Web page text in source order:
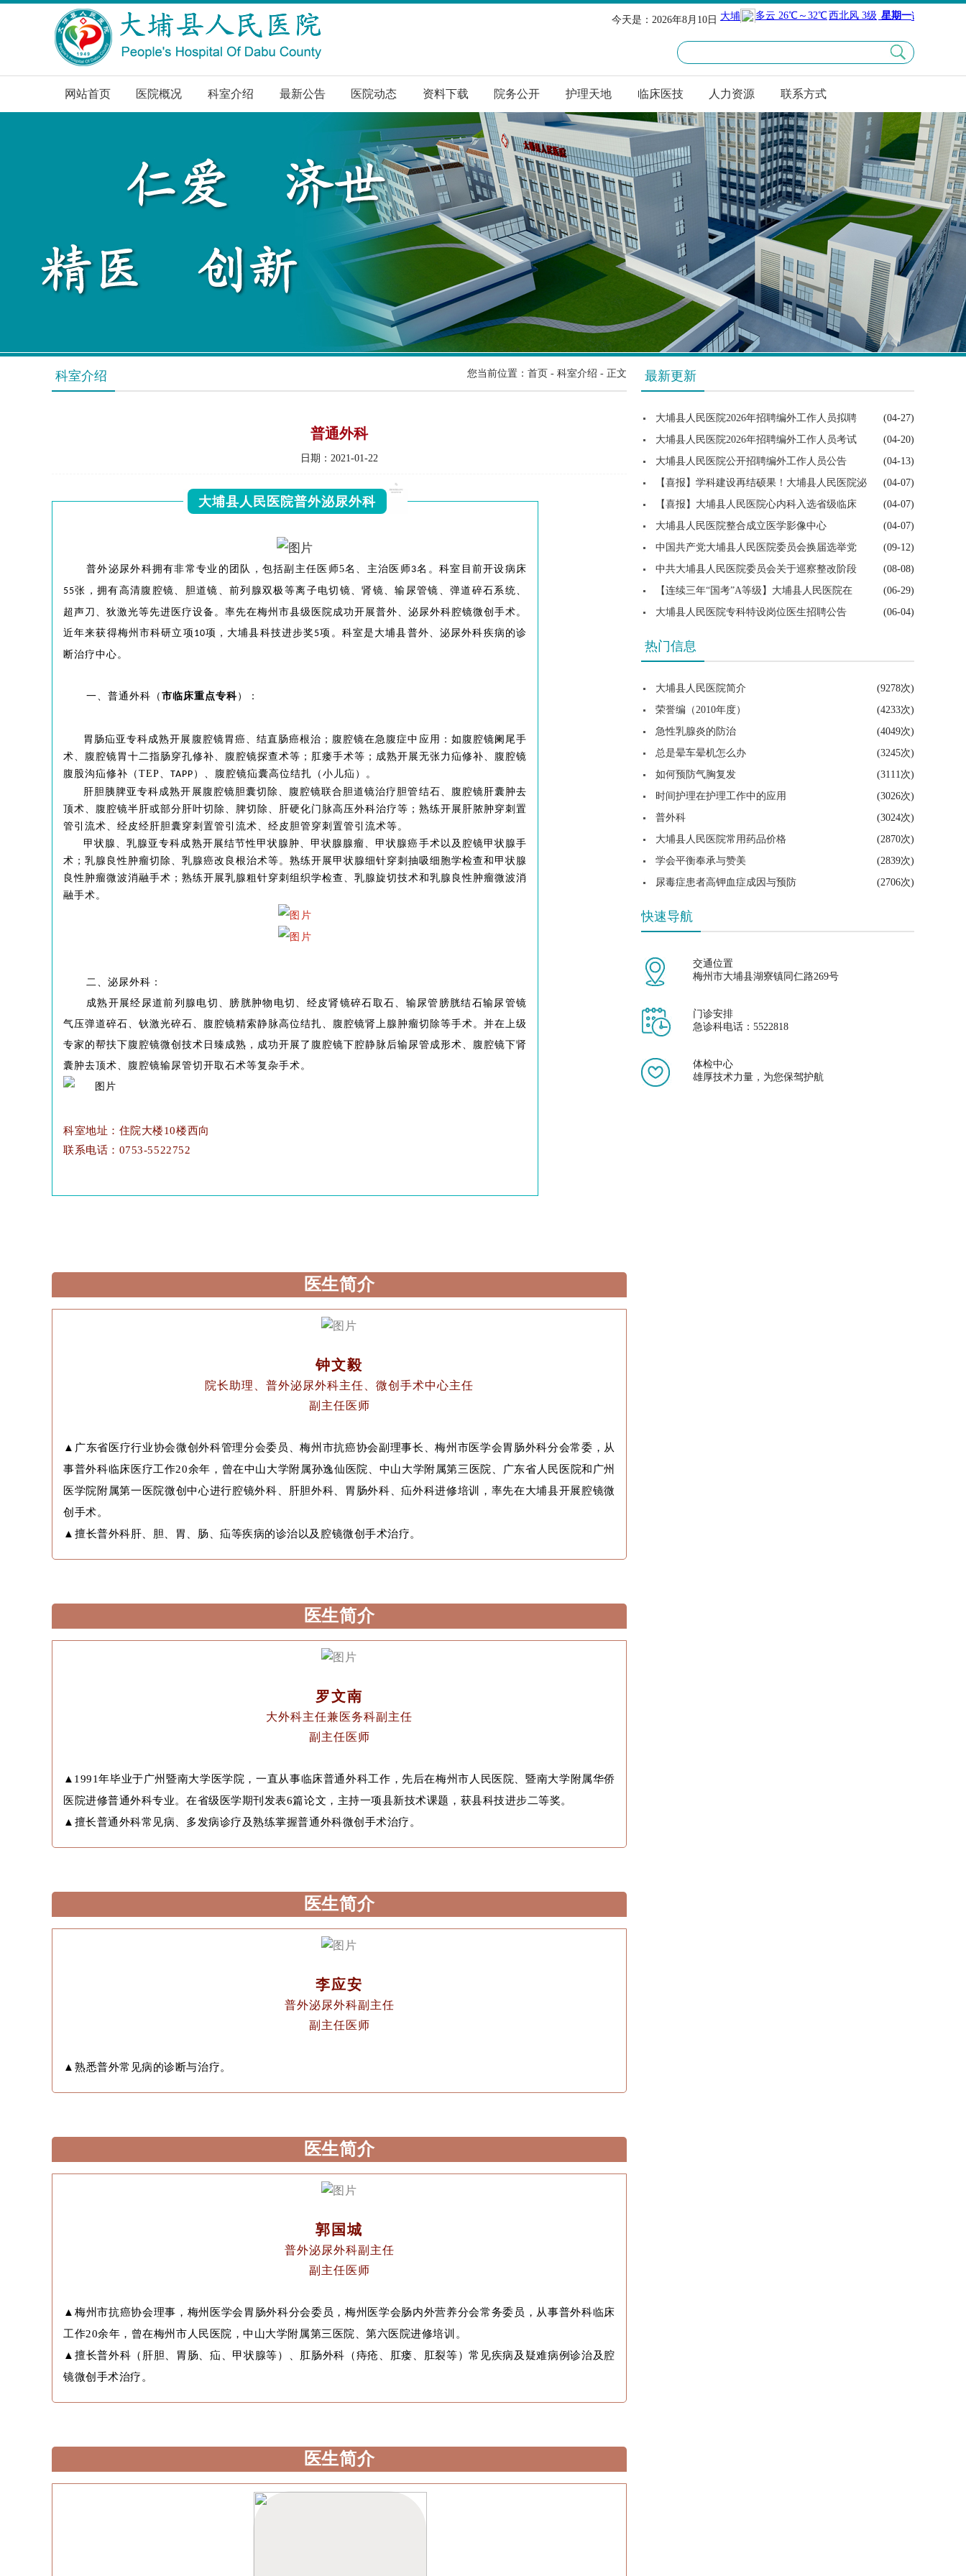
今天是：2026年8月10日
网站首页 医院概况 科室介绍 最新公告 医院动态 资料下载 院务公开 护理天地 临床医技 人力资源 联系方式
您当前位置： 首页 - 科室介绍 - 正文
科室介绍
普通外科
日期：2021-01-22
大埔县人民医院普外泌尿外科
普外泌尿外科拥有非常专业的团队，包括副主任医师5名、主治医师 3名。科室目前开设病床
55张，拥有高清腹腔镜、胆道镜、前列腺双极等离子电切镜、肾镜、输尿管镜、弹道碎石系统、
超声刀、狄激光等先进医疗设备。率先在梅州市县级医院成功开展普外、泌尿外科腔镜微创手术。
近年来获得梅州市科研立项 10项，大埔县科技进步奖 5项。科室是大埔县普外、泌尿外科疾病的诊
断治疗中心。
一、普通外科（ 市临床重点专科）：
胃肠疝亚专科成熟开展腹腔镜胃癌、结直肠癌根治；腹腔镜在急腹症中应用：如腹腔镜阑尾手
术、腹腔镜胃十二指肠穿孔修补、腹腔镜探查术等；肛瘘手术等；成熟开展无张力疝修补、腹腔镜
腹股沟疝修补（TEP、 TAPP ）、腹腔镜疝囊高位结扎（小儿疝）。
肝胆胰脾亚专科成熟开展腹腔镜胆囊切除、腹腔镜联合胆道镜治疗胆管结石、腹腔镜肝囊肿去
顶术、腹腔镜半肝或部分肝叶切除、脾切除、肝硬化门脉高压外科治疗等；熟练开展肝脓肿穿刺置
管引流术、经皮经肝胆囊穿刺置管引流术、经皮胆管穿刺置管引流术等。
甲状腺、乳腺亚专科成熟开展结节性甲状腺肿、甲状腺腺瘤、甲状腺癌手术以及腔镜甲状腺手
术；乳腺良性肿瘤切除、乳腺癌改良根治术等。熟练开展甲状腺细针穿刺抽吸细胞学检查和甲状腺
良性肿瘤微波消融手术；熟练开展乳腺粗针穿刺组织学检查、乳腺旋切技术和乳腺良性肿瘤微波消
融手术。
二、泌尿外科：
成熟开展经尿道前列腺电切、膀胱肿物电切、经皮肾镜碎石取石、输尿管膀胱结石输尿管镜
气压弹道碎石、钬激光碎石、腹腔镜精索静脉高位结扎、腹腔镜肾上腺肿瘤切除等手术。并在上级
专家的帮扶下腹腔镜微创 技术日臻成熟 ，成功开展了 腹腔镜下腔静脉后输尿管成形术、 腹腔镜下肾
囊肿去顶术 、腹腔镜输尿管切开取石术等复杂手术。
科室地址：住院大楼10楼西向
联系电话：0753-5522752
医生简介
钟文毅
院长助理、普外泌尿外科主任、微创手术中心主任
副主任医师
▲ 广东省医疗行业协会微创外科管理分会委员、梅州市抗癌协会副理事长、梅州市医学会胃肠外科分会常委，从
事普外科临床医疗工作20余年，曾在中山大学附属孙逸仙医院、中山大学附属第三医院、广东省人民医院和广州
医学院附属第一医院微创中心进行腔镜外科、肝胆外科、胃肠外科、疝外科进修培训，率先在大埔县开展腔镜微
创手术。
▲ 擅长普外科肝、胆、胃、肠、疝等疾病的诊治以及腔镜微创手术治疗。
医生简介
罗文南
大外科主任兼医务科副主任
副主任医师
▲ 1991年毕业于广州暨南大学医学院，一直从事临床普通外科工作，先后在梅州市人民医院、暨南大学附属华侨
医院进修普通外科专业。在省级医学期刊发表6篇论文，主持一项县新技术课题，获县科技进步二等奖。
▲ 擅长普通外科常见病、多发病诊疗及熟练掌握普通外科微创手术治疗。
医生简介
李应安
普外泌尿外科副主任
副主任医师
▲ 熟悉普外常见病的诊断与治疗。
医生简介
郭国城
普外泌尿外科副主任
副主任医师
▲梅州市抗癌协会理事，梅州医学会胃肠外科分会委员，梅州医学会肠内外营养分会常务委员，从事普外科临床
工作20余年，曾在梅州市人民医院，中山大学附属第三医院、第六医院进修培训。
▲擅长普外科（肝胆、胃肠、疝、甲状腺等）、肛肠外科（痔疮、肛瘘、肛裂等）常见疾病及疑难病例诊治及腔
镜微创手术治疗。
医生简介
最新更新
大埔县人民医院2026年招聘编外工作人员拟聘
(04-27)
大埔县人民医院2026年招聘编外工作人员考试
(04-20)
大埔县人民医院公开招聘编外工作人员公告
(04-13)
【喜报】学科建设再结硕果！大埔县人民医院泌
(04-07)
【喜报】大埔县人民医院心内科入选省级临床
(04-07)
大埔县人民医院整合成立医学影像中心
(04-07)
中国共产党大埔县人民医院委员会换届选举党
(09-12)
中共大埔县人民医院委员会关于巡察整改阶段
(08-08)
【连续三年“国考”A等级】大埔县人民医院在
(06-29)
大埔县人民医院专科特设岗位医生招聘公告
(06-04)
热门信息
大埔县人民医院简介
(9278次)
荣誉编（2010年度）
(4233次)
急性乳腺炎的防治
(4049次)
总是晕车晕机怎么办
(3245次)
如何预防气胸复发
(3111次)
时间护理在护理工作中的应用
(3026次)
普外科
(3024次)
大埔县人民医院常用药品价格
(2870次)
学会平衡奉承与赞美
(2839次)
尿毒症患者高钾血症成因与预防
(2706次)
快速导航
交通位置
梅州市大埔县湖寮镇同仁路269号
门诊安排
急诊科电话：5522818
体检中心
雄厚技术力量，为您保驾护航